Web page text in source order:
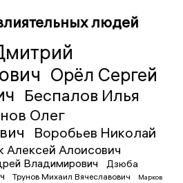
людей
Орёл Сергей
Беспалов Илья
Олег
Воробьев Николай
Алексей Алоисович
Владимирович
Дзюба
Трунов Михаил Вячеславович
Марков